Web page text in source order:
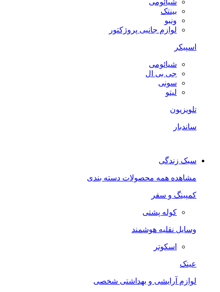
شیائومی
بینتک
ونبو
لوازم جانبی پروژکتور
اسپیکر
شیائومی
جی بی ال
سونی
لیتو
تلویزیون
ساندبار
سبک زندگی
مشاهده همه محصولات دسته بندی
کمپینگ و سفر
کوله پشتی
وسایل نقلیه هوشمند
اسکوتر
عینک
لوازم آرایشی و بهداشتی شخصی